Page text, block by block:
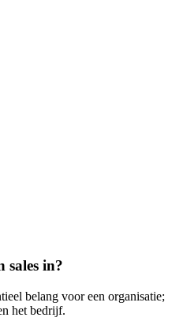
sales in?
belang voor een organisatie;
het bedrijf.